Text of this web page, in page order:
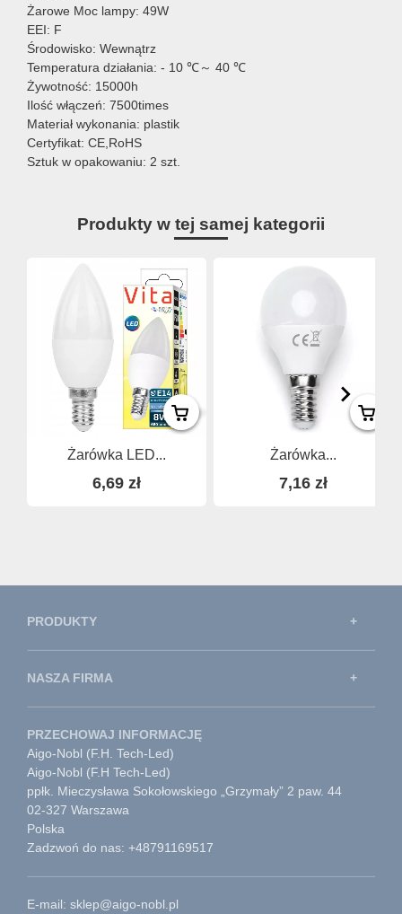
Żarowe Moc lampy: 49W
EEI: F
Środowisko: Wewnątrz
Temperatura działania: - 10 ℃～ 40 ℃
Żywotność: 15000h
Ilość włączeń: 7500times
Materiał wykonania: plastik
Certyfikat: CE,RoHS
Sztuk w opakowaniu: 2 szt.
Produkty w tej samej kategorii
Żarówka LED...
6,69 zł
Żarówka...
7,16 zł
PRODUKTY
NASZA FIRMA
PRZECHOWAJ INFORMACJĘ
Aigo-Nobl (F.H. Tech-Led)
Aigo-Nobl (F.H Tech-Led)
ppłk. Mieczysława Sokołowskiego „Grzymały” 2 paw. 44
02-327 Warszawa
Polska
Zadzwoń do nas: +48791169517
E-mail: sklep@aigo-nobl.pl